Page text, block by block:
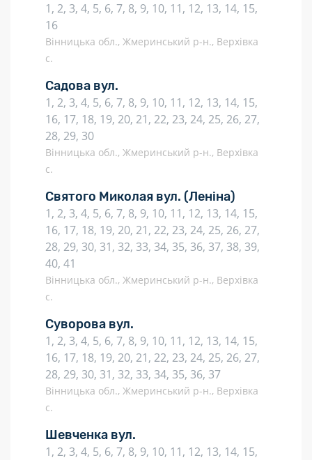
1, 2, 3, 4, 5, 6, 7, 8, 9, 10, 11, 12, 13, 14, 15,
16
Вінницька обл., Жмеринський р-н., Верхівка
с.
Садова вул.
1, 2, 3, 4, 5, 6, 7, 8, 9, 10, 11, 12, 13, 14, 15,
16, 17, 18, 19, 20, 21, 22, 23, 24, 25, 26, 27,
28, 29, 30
Вінницька обл., Жмеринський р-н., Верхівка
с.
Святого Миколая вул. (Леніна)
1, 2, 3, 4, 5, 6, 7, 8, 9, 10, 11, 12, 13, 14, 15,
16, 17, 18, 19, 20, 21, 22, 23, 24, 25, 26, 27,
28, 29, 30, 31, 32, 33, 34, 35, 36, 37, 38, 39,
40, 41
Вінницька обл., Жмеринський р-н., Верхівка
с.
Суворова вул.
1, 2, 3, 4, 5, 6, 7, 8, 9, 10, 11, 12, 13, 14, 15,
16, 17, 18, 19, 20, 21, 22, 23, 24, 25, 26, 27,
28, 29, 30, 31, 32, 33, 34, 35, 36, 37
Вінницька обл., Жмеринський р-н., Верхівка
с.
Шевченка вул.
1, 2, 3, 4, 5, 6, 7, 8, 9, 10, 11, 12, 13, 14, 15,